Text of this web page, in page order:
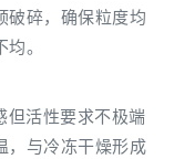
破碎，确保粒度均
。
但活性要求不极端
，与冷冻干燥形成